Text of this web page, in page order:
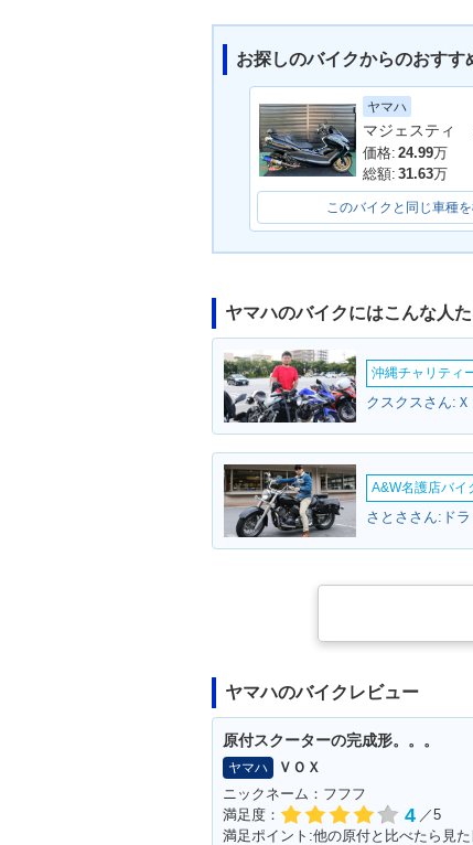
お探しのバイクからのおすす
ヤマハ
価格: 24.99万
総額: 31.63万
このバイクと同じ車種
ヤマハのバイクにはこんな人
沖縄チャリティ
クスクスさん:
A&W名護店バイ
さとささん:ド
ヤマハのバイクレビュー
原付スクーターの完成形。。。
ヤマハ
ＶＯＸ
ニックネーム：フフフ
満足度：
4 ／5